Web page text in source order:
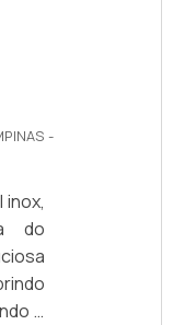
-
do
o